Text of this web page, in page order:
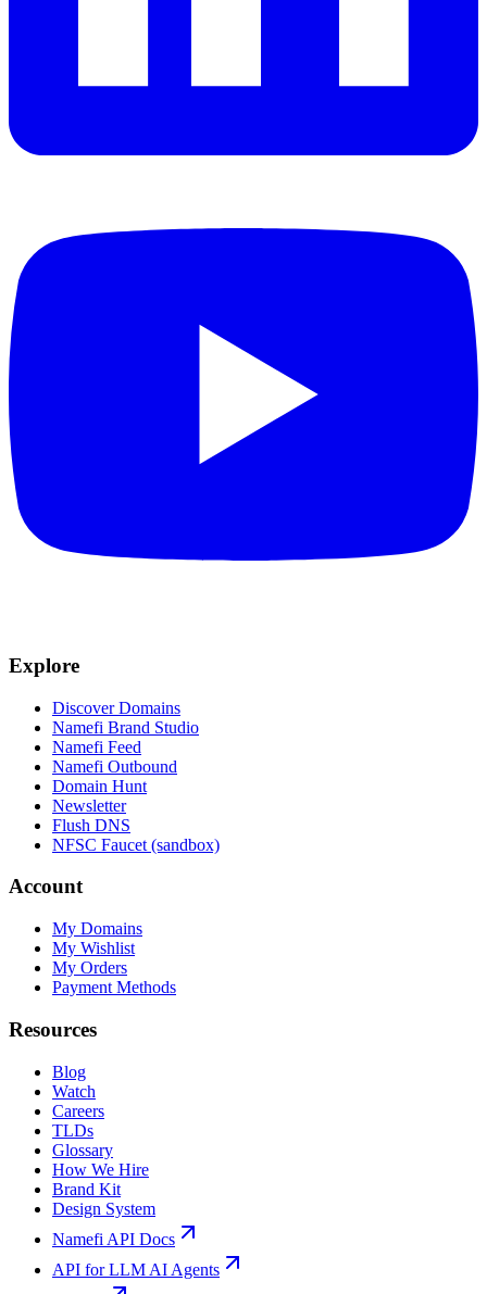
Explore
Discover Domains
Namefi Brand Studio
Namefi Feed
Namefi Outbound
Domain Hunt
Newsletter
Flush DNS
NFSC Faucet (sandbox)
Account
My Domains
My Wishlist
My Orders
Payment Methods
Resources
Blog
Watch
Careers
TLDs
Glossary
How We Hire
Brand Kit
Design System
Namefi API Docs
API for LLM AI Agents